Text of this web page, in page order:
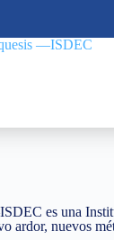
es una
ardor, nuevos